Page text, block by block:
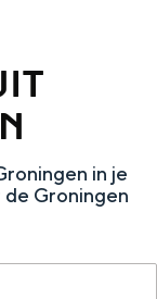
in je
Groningen